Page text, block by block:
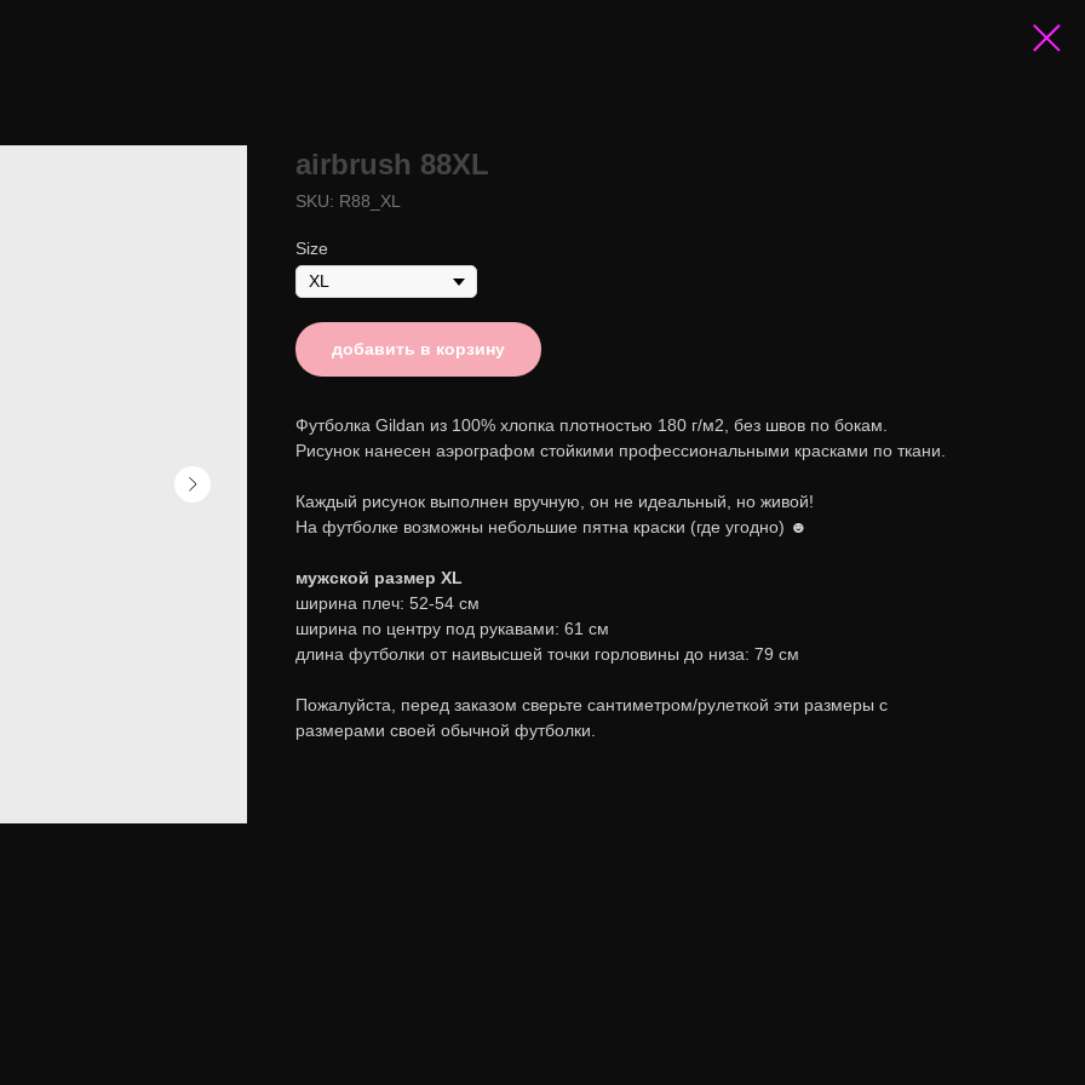
airbrush 88XL
SKU: R88_XL
Size
добавить в корзину
Футболка Gildan из 100% хлопка плотностью 180 г/м2, без швов по бокам.
Рисунок нанесен аэрографом стойкими профессиональными красками по ткани.
Каждый рисунок выполнен вручную, он не идеальный, но живой!
На футболке возможны небольшие пятна краски (где угодно) ☻
мужской размер XL
ширина плеч: 52-54 см
ширина по центру под рукавами: 61 см
длина футболки от наивысшей точки горловины до низа: 79 см
Пожалуйста, перед заказом сверьте сантиметром/рулеткой эти размеры с
размерами своей обычной футболки.